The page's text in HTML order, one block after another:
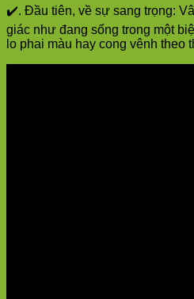
✔️. Đầu tiên, về sự sang trọng:
giác như đang sống trong một
lo phai màu hay cong vênh theo